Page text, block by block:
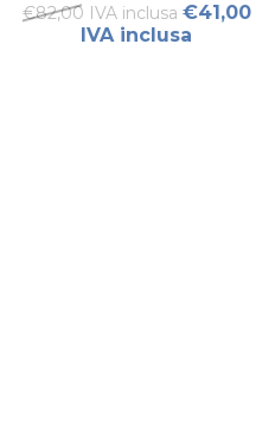
€82,00 IVA inclusa €41,00
IVA inclusa